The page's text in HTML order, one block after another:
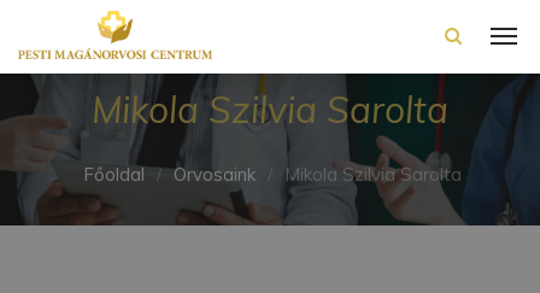
Mikola Szilvia Sarolta
Főoldal Orvosaink Mikola Szilvia Sarolta